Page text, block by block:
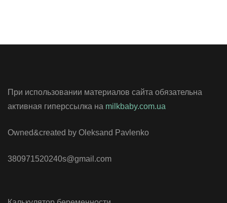
При использовании материалов сайта обязательна
активная гиперссылка на milkbaby.com.ua
Owned&created by Oleksand Pavlenko
380971520240s@gmail.com